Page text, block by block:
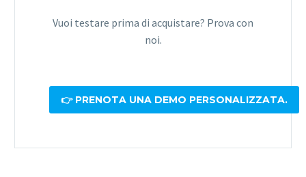
Vuoi testare prima di acquistare? Prova con
noi.
👉 PRENOTA UNA DEMO PERSONALIZZATA.